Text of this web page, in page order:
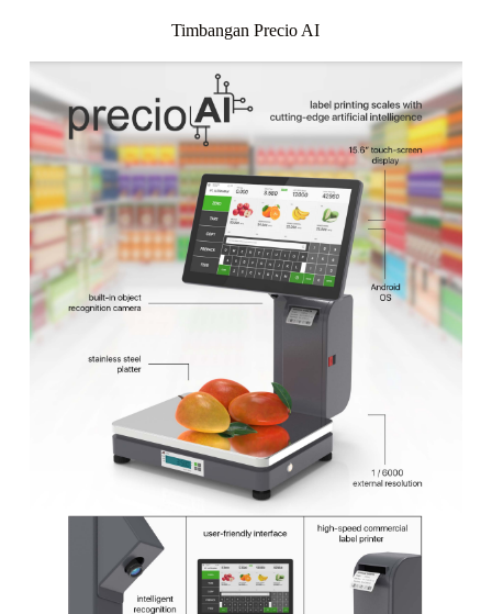
Timbangan Precio AI